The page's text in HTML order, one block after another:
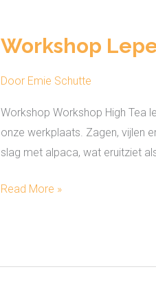
Workshop
Door Emie Schutte
Workshop Workshop High Tea
onze werkplaats. Zagen, vijlen
slag met alpaca, wat eruitziet
maken
Read More »